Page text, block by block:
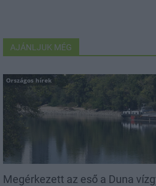
AJÁNLJUK MÉG
Országos hírek
Megérkezett az eső a Duna